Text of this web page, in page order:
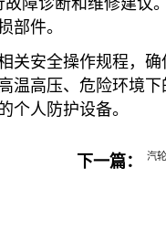
部件。
关安全操作规程，
温高压、危险环境
个人防护设备。
下一篇：